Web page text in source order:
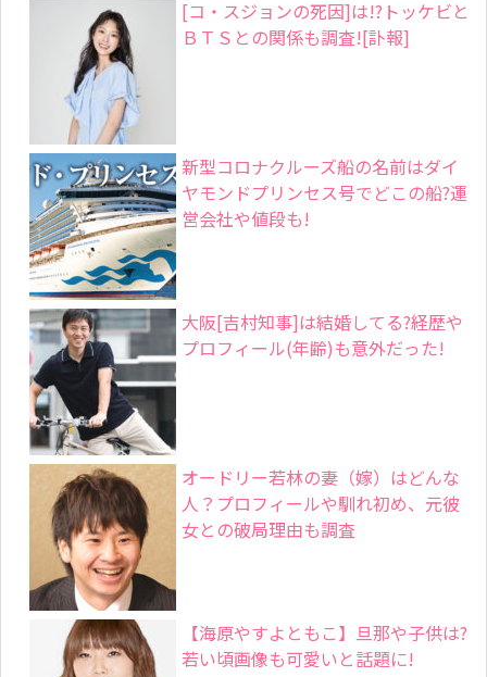
大阪[吉村知事]は結婚してる?経歴や
プロフィール(年齢)も意外だった!
オードリー若林の妻（嫁）はどんな
人？プロフィールや馴れ初め、元彼
女との破局理由も調査
【海原やすよともこ】旦那や子供は?
若い頃画像も可愛いと話題に!
山井梨沙(スノーピーク社長)の学歴
(出身高校や大学)と父や祖父の顔画像
は?
失敗小僧の本名や経歴は？学歴（大
学）や司法書士としての活動も紹介